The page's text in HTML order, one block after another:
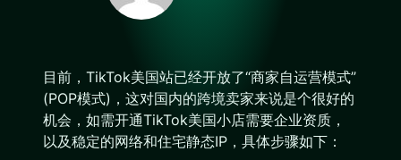
目前，TikTok美国站已经开放了“商家自运营模式”
(POP模式)，这对国内的跨境卖家来说是个很好的
机会，如需开通TikTok美国小店需要企业资质，
以及稳定的网络和住宅静态IP，具体步骤如下：